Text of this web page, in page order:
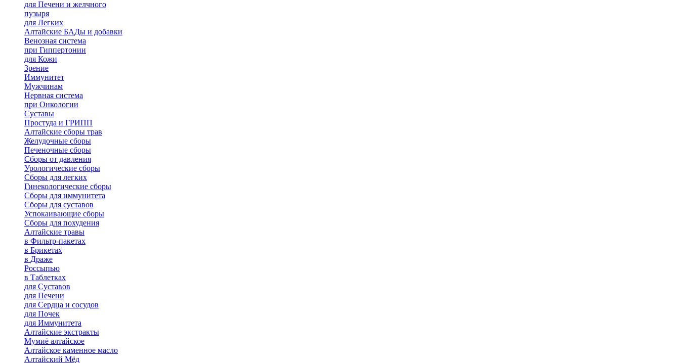
для Печени и желчного
пузыря
для Легких
Алтайские БАДы и добавки
Венозная система
при Гиппертонии
для Кожи
Зрение
Иммунитет
Мужчинам
Нервная система
при Онкологии
Суставы
Простуда и ГРИПП
Алтайские сборы трав
Желудочные сборы
Печеночные сборы
Сборы от давления
Урологические сборы
Сборы для легких
Гинекологические сборы
Сборы для иммунитета
Сборы для суставов
Успокаивающие сборы
Сборы для похудения
Алтайские травы
в Фильтр-пакетах
в Брикетах
в Драже
Россыпью
в Таблетках
для Cуставов
для Печени
для Сердца и сосудов
для Почек
для Иммунитета
Алтайские экстракты
Мумиё алтайское
Алтайское каменное масло
Алтайский Мёд